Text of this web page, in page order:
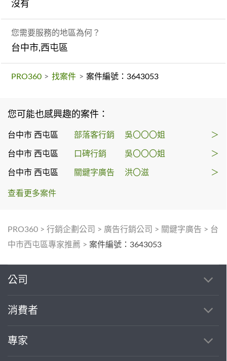
沒有
您需要服務的地區為何？
台中市,西屯區
PRO360 > 找案件 > 案件編號：3643053
您可能也感興趣的案件：
台中市 西屯區 部落客行銷 吳〇〇〇姐 ＞
台中市 西屯區 口碑行銷 吳〇〇〇姐 ＞
台中市 西屯區 關鍵字廣告 洪〇滋 ＞
查看更多案件
PRO360 > 行銷企劃公司 > 廣告行銷公司 > 關鍵字廣告 > 台
中市西屯區專家推薦 > 案件編號：3643053
公司
消費者
專家